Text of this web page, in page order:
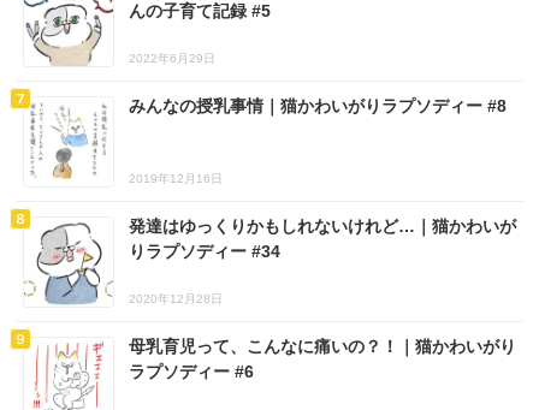
んの子育て記録 #5
2022年6月29日
みんなの授乳事情｜猫かわいがりラプソディー #8
2019年12月16日
発達はゆっくりかもしれないけれど…｜猫かわいが
りラプソディー #34
2020年12月28日
母乳育児って、こんなに痛いの？！｜猫かわいがり
ラプソディー #6